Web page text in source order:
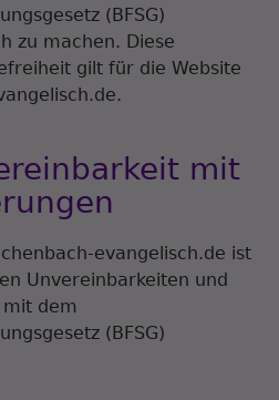
(BFSG)
zu machen. Diese
gilt für die Website
mit
evangelisch.de ist
Unvereinbarkeiten und
dem
(BFSG)